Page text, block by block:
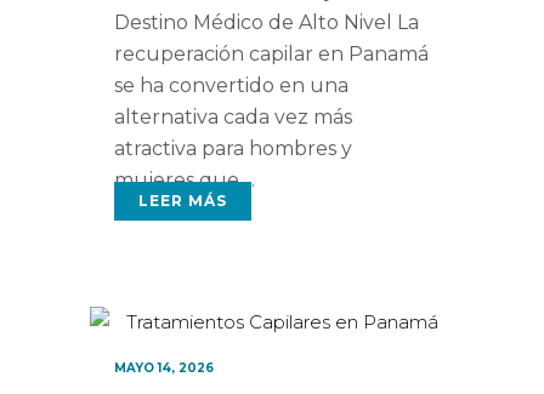
Destino Médico de Alto Nivel La
recuperación capilar en Panamá
se ha convertido en una
alternativa cada vez más
atractiva para hombres y
mujeres que
LEER MÁS
MAYO 14, 2026